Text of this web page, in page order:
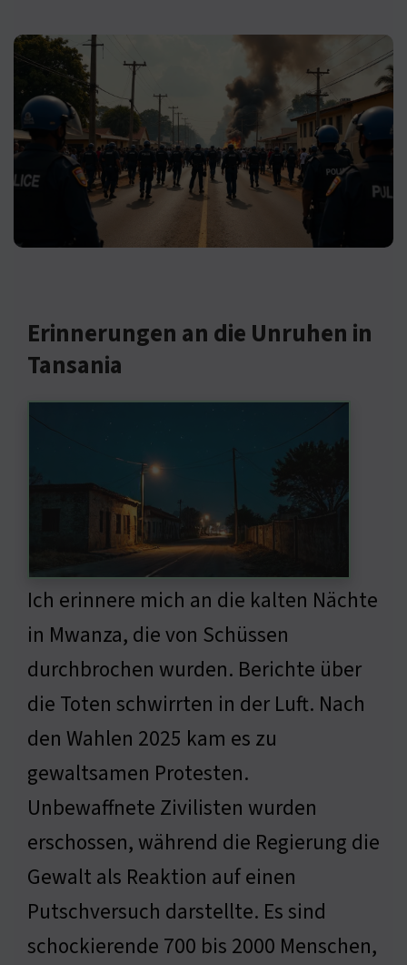
Erinnerungen an die Unruhen in
Tansania
Ich erinnere mich an die kalten Nächte
in Mwanza, die von Schüssen
durchbrochen wurden. Berichte über
die Toten schwirrten in der Luft. Nach
den Wahlen 2025 kam es zu
gewaltsamen Protesten.
Unbewaffnete Zivilisten wurden
erschossen, während die Regierung die
Gewalt als Reaktion auf einen
Putschversuch darstellte. Es sind
schockierende 700 bis 2000 Menschen,